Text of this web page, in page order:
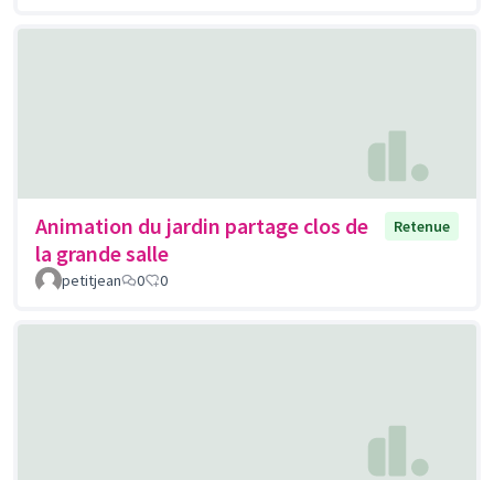
Animation du jardin partage clos de
la grande salle
Retenue
petitjean 0 0